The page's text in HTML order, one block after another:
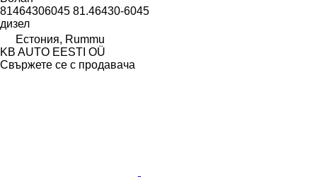
81464306045 81.46430-6045
дизел
Естония, Rummu
KB AUTO EESTI OÜ
Свържете се с продавача